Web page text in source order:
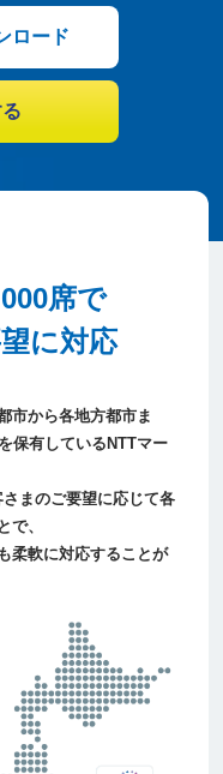
ロード
要望に対応
席で
に対応
市から各地方都市ま
保有しているNTTマー
まのご要望に応じて各
で、
柔軟に対応することが